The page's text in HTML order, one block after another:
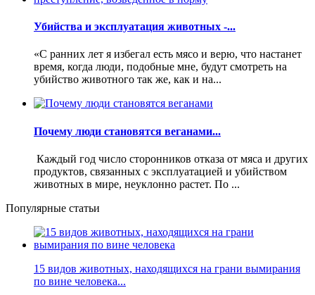
Убийства и эксплуатация животных -...
«С ранних лет я избегал есть мясо и верю, что настанет
время, когда люди, подобные мне, будут смотреть на
убийство животного так же, как и на...
Почему люди становятся веганами...
Каждый год число сторонников отказа от мяса и других
продуктов, связанных с эксплуатацией и убийством
животных в мире, неуклонно растет. По ...
Популярные статьи
15 видов животных, находящихся на грани вымирания
по вине человека...